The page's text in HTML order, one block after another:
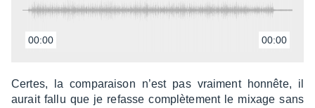
00:00 00:00
Certes, la compa­rai­son n’est pas vrai­ment honnête, il
aurait fallu que je refasse complè­te­ment le mixage sans